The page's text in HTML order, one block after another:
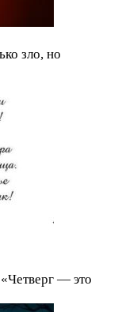
зло, но
— это